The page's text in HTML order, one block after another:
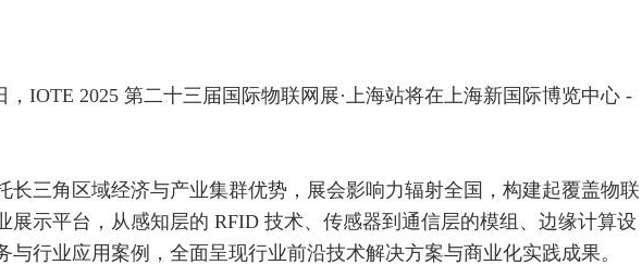
，IOTE 2025 第二十三届国际物联网 展·上海站将在上海新国际博览中心 -
长三角区域经济与产业集群优势，展会影响力辐射全国，构建起覆盖物联
展示平台，从感知层的 RFID 技术、 传感器到通信层的模组、边缘计算设
与行业应用案例，全面呈现行业前沿技术解决方案与商业化实践成果。